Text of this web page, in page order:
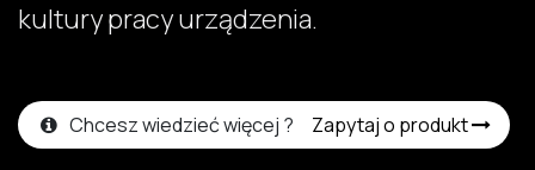
kultury pracy urządzenia.
Chcesz wiedzieć więcej ? Zapytaj o produkt